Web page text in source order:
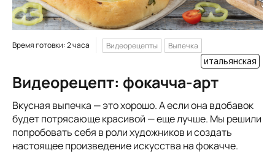
Время готовки: 2 часа Видеорецепты Выпечка
итальянская
Видеорецепт: фокачча-арт
Вкусная выпечка — это хорошо. А если она вдобавок
будет потрясающе красивой — еще лучше. Мы решили
попробовать себя в роли художников и создать
настоящее произведение искусства на фокачче.